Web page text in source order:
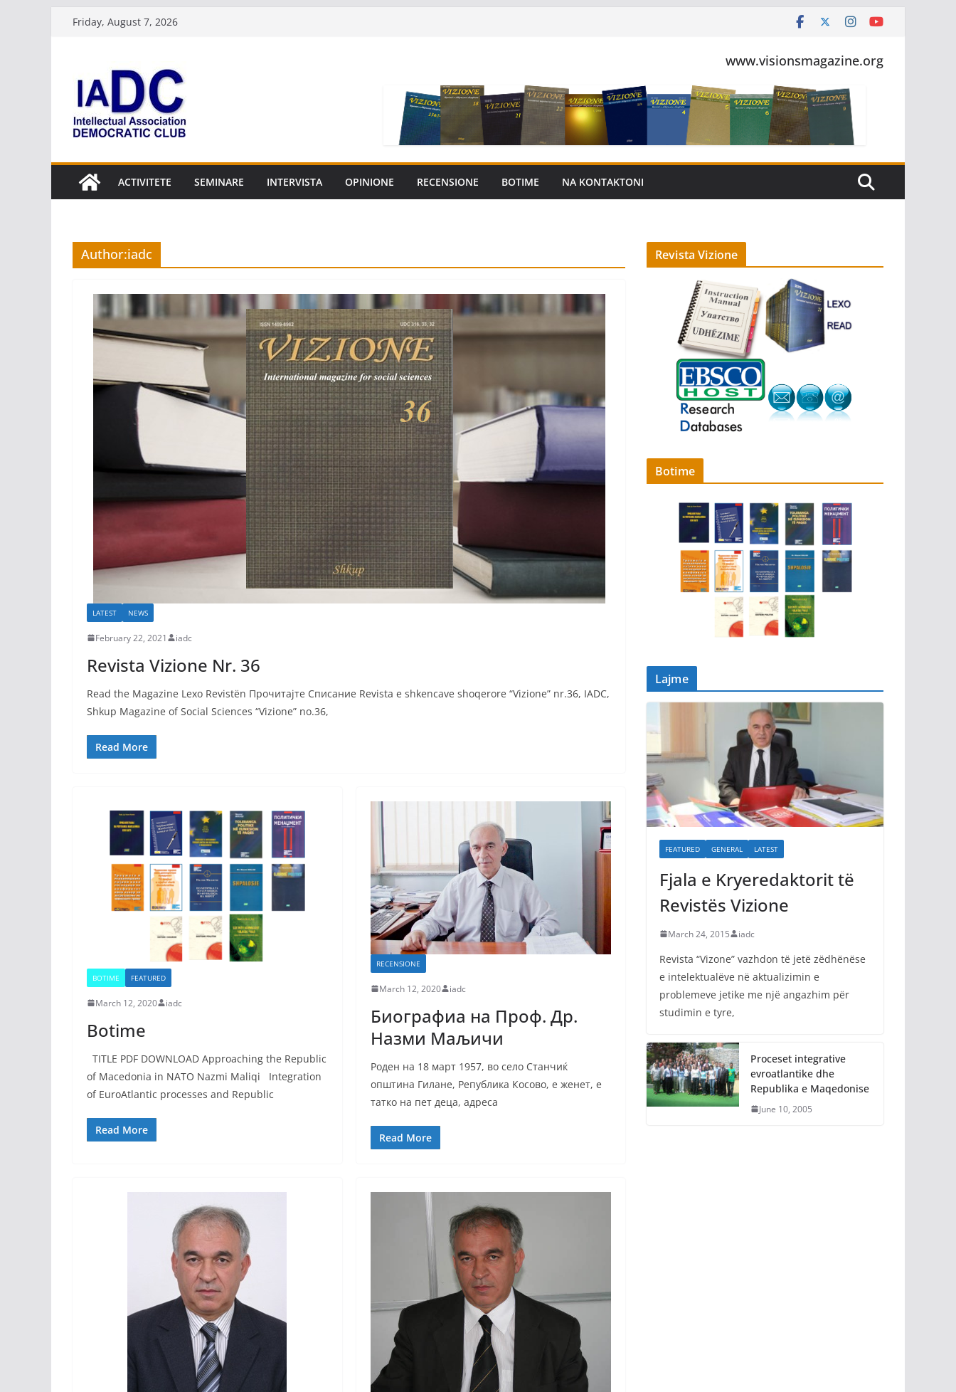
Friday, August 7, 2026
www.visionsmagazine.org
ACTIVITETE SEMINARE INTERVISTA OPINIONE RECENSIONE BOTIME NA KONTAKTONI
Author:iadc
LATEST NEWS
February 22, 2021 iadc
Revista Vizione Nr. 36
Read the Magazine Lexo Revistën Прочитајте Списание Revista e shkencave shoqerore “Vizione” nr.36, IADC,
Shkup Magazine of Social Sciences “Vizione” no.36,
Read More
BOTIME FEATURED
March 12, 2020 iadc
Botime
TITLE PDF DOWNLOAD Approaching the Republic
of Macedonia in NATO Nazmi Maliqi Integration
of EuroAtlantic processes and Republic
Read More
RECENSIONE
March 12, 2020 iadc
Биографиа на Проф. Др.
Назми Маљичи
Роден на 18 март 1957, во село Станчиќ
општина Гилане, Република Косово, е женет, е
татко на пет деца, адреса
Read More
Revista Vizione
Botime
Lajme
FEATURED GENERAL LATEST
Fjala e Kryeredaktorit të
Revistës Vizione
March 24, 2015 iadc
Revista “Vizone” vazhdon të jetë zëdhënëse
e intelektualëve në aktualizimin e
problemeve jetike me një angazhim për
studimin e tyre,
Proceset integrative
evroatlantike dhe
Republika e Maqedonise
June 10, 2005